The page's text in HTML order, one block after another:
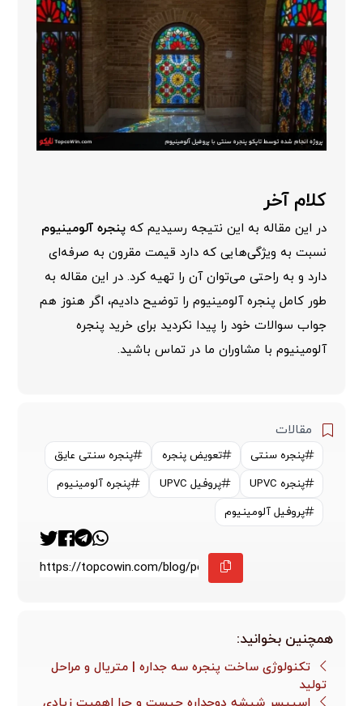
کلام آخر
در این مقاله به این نتیجه رسیدیم که پنجره آلومینیوم
نسبت به ویژگی‌هایی که دارد قیمت مقرون به صرفه‌ای
دارد و به راحتی می‌توان آن را تهیه کرد. در این مقاله به
طور کامل پنجره آلومینیوم را توضیح دادیم، اگر هنوز هم
جواب سوالات خود را پیدا نکردید برای خرید پنجره
آلومینیوم با مشاوران ما در تماس باشید.
مقالات
پنجره سنتی تعویض پنجره
پنجره سنتی عایق
پنجره UPVC
پروفیل UPVC
پنجره آلومینیوم
پروفیل آلومینیوم
همچنین بخوانید:
تکنولوژی ساخت پنجره سه جداره | متریال و مراحل
تولید